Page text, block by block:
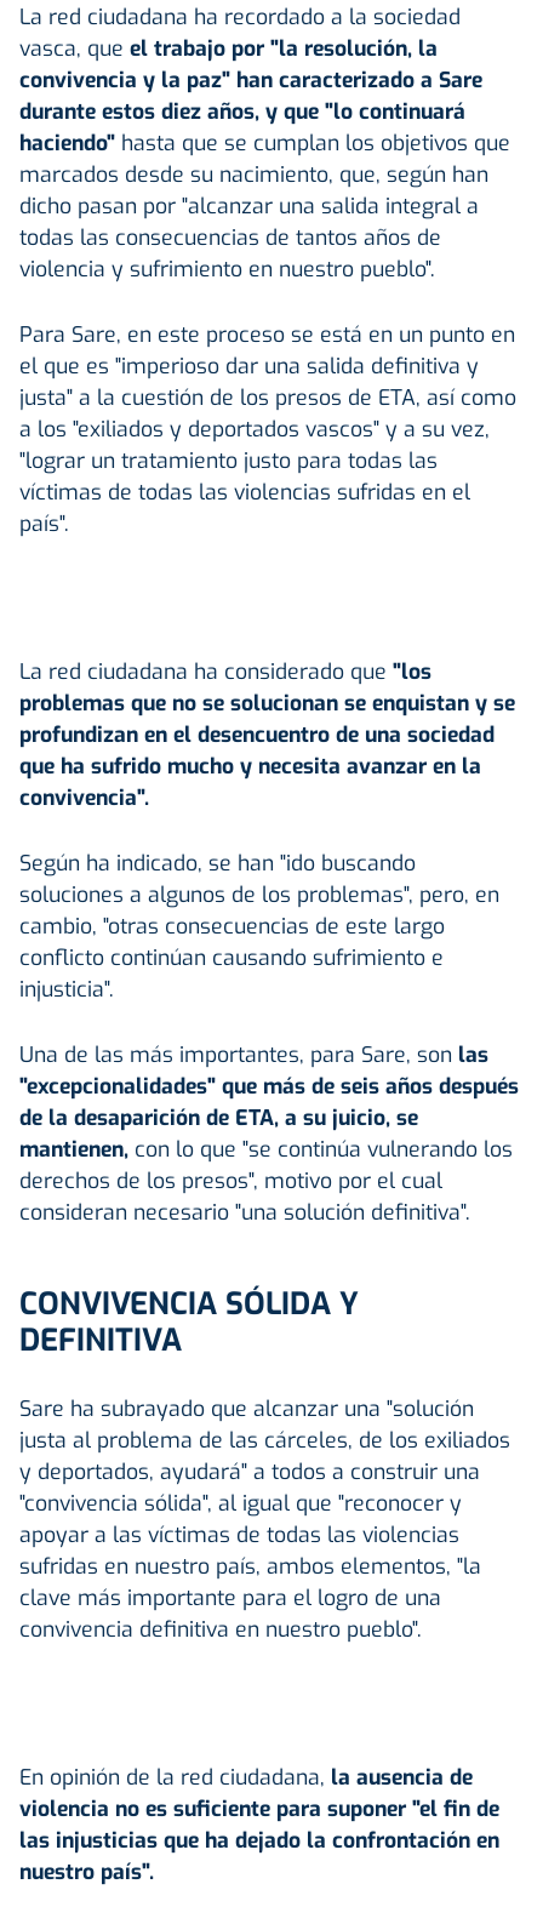
La red ciudadana ha recordado a la sociedad
vasca, que el trabajo por "la resolución, la
convivencia y la paz" han caracterizado a Sare
durante estos diez años, y que "lo continuará
haciendo" hasta que se cumplan los objetivos que
marcados desde su nacimiento, que, según han
dicho pasan por "alcanzar una salida integral a
todas las consecuencias de tantos años de
violencia y sufrimiento en nuestro pueblo".
Para Sare, en este proceso se está en un punto en
el que es "imperioso dar una salida definitiva y
justa" a la cuestión de los presos de ETA, así como
a los "exiliados y deportados vascos" y a su vez,
"lograr un tratamiento justo para todas las
víctimas de todas las violencias sufridas en el
país".
La red ciudadana ha considerado que "los
problemas que no se solucionan se enquistan y se
profundizan en el desencuentro de una sociedad
que ha sufrido mucho y necesita avanzar en la
convivencia".
Según ha indicado, se han "ido buscando
soluciones a algunos de los problemas", pero, en
cambio, "otras consecuencias de este largo
conflicto continúan causando sufrimiento e
injusticia".
Una de las más importantes, para Sare, son las
"excepcionalidades" que más de seis años después
de la desaparición de ETA, a su juicio, se
mantienen, con lo que "se continúa vulnerando los
derechos de los presos", motivo por el cual
consideran necesario "una solución definitiva".
CONVIVENCIA SÓLIDA Y
DEFINITIVA
Sare ha subrayado que alcanzar una "solución
justa al problema de las cárceles, de los exiliados
y deportados, ayudará" a todos a construir una
"convivencia sólida", al igual que "reconocer y
apoyar a las víctimas de todas las violencias
sufridas en nuestro país, ambos elementos, "la
clave más importante para el logro de una
convivencia definitiva en nuestro pueblo".
En opinión de la red ciudadana, la ausencia de
violencia no es suficiente para suponer "el fin de
las injusticias que ha dejado la confrontación en
nuestro país".